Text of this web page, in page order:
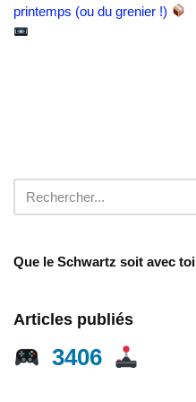
printemps (ou du grenier !)
Que le Schwartz soit avec toi
Articles publiés
3406